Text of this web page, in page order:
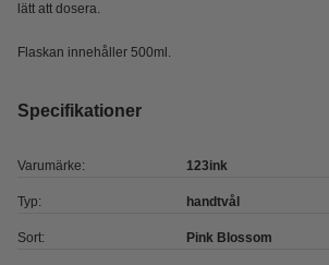
lätt att dosera.
Flaskan innehåller 500ml.
Specifikationer
Varumärke: 123ink
Typ: handtvål
Sort: Pink Blossom